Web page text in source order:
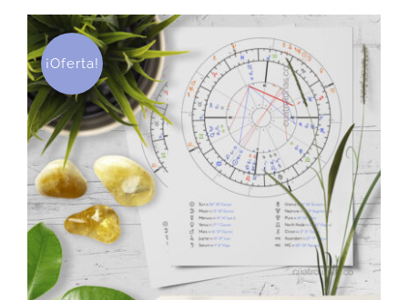
¡Oferta!